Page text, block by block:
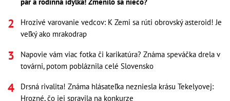
Hrozivé varovanie vedcov: K Zemi sa rúti obrovský asteroid! Je
veľký ako mrakodrap
Napovie vám viac fotka či karikatúra? Známa speváčka drela v
továrni, potom pobláznila celé Slovensko
Drsná rivalita! Známa hlásateľka nezniesla krásu Tekelyovej:
Hrozné, čo jej spravila na konkurze